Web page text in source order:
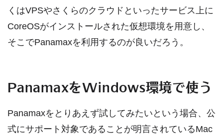
くはVPSやさくらのクラウドといったサービス上に
CoreOSがインストールされた仮想環境を用意し、
そこでPanamaxを利用するのが良いだろう。
PanamaxをWindows環境で使う
Panamaxをとりあえず試してみたいという場合、公
式にサポート対象であることが明言されているMac